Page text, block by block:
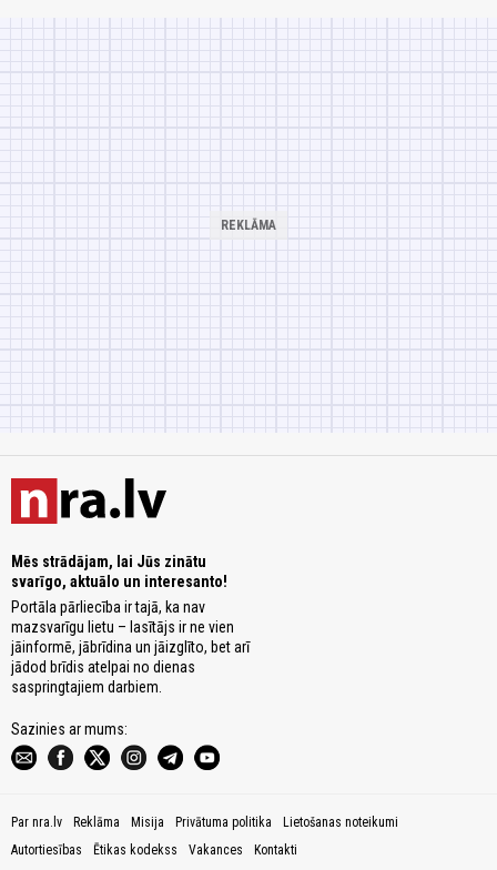
Mēs strādājam, lai Jūs zinātu
svarīgo, aktuālo un interesanto!
Portāla pārliecība ir tajā, ka nav
mazsvarīgu lietu – lasītājs ir ne vien
jāinformē, jābrīdina un jāizglīto, bet arī
jādod brīdis atelpai no dienas
saspringtajiem darbiem.
Sazinies ar mums:
Par nra.lv Reklāma Misija Privātuma politika
Lietošanas noteikumi
Autortiesības
Ētikas kodekss Vakances Kontakti